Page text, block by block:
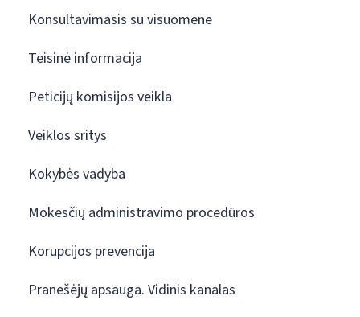
Konsultavimasis su visuomene
Teisinė informacija
Peticijų komisijos veikla
Veiklos sritys
Kokybės vadyba
Mokesčių administravimo procedūros
Korupcijos prevencija
Pranešėjų apsauga. Vidinis kanalas